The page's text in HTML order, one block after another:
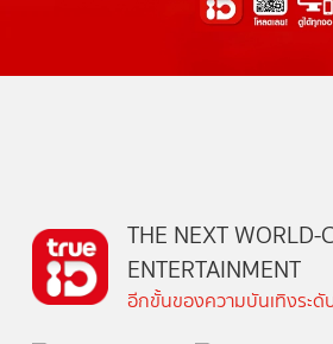
THE NEXT WORLD-
ENTERTAINMENT
อีกขั้นของความบันเทิงระดั